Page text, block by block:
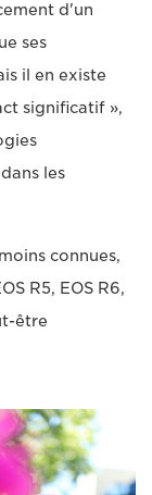
d'un
ses
il en existe
significatif »,
les
connues,
R5, EOS R6,
être